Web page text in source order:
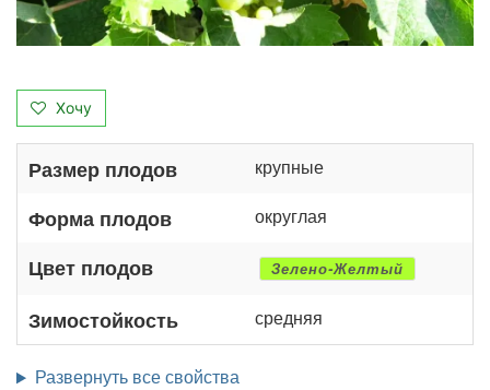
Хочу
Размер плодов крупные
Форма плодов округлая
Цвет плодов Зелено-Желтый
Зимостойкость средняя
Развернуть все свойства